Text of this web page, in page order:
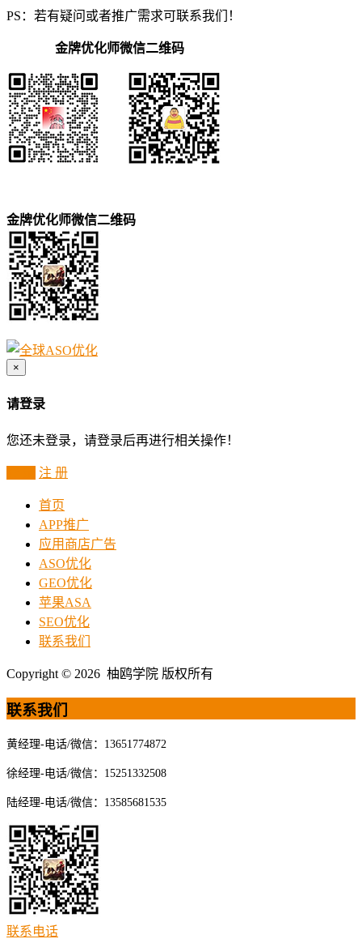
PS：若有疑问或者推广需求可联系我们！
金牌优化师微信二维码
金牌优化师微信二维码
×
请登录
您还未登录，请登录后再进行相关操作！
注 册
首页
APP推广
应用商店广告
ASO优化
GEO优化
苹果ASA
SEO优化
联系我们
Copyright © 2026 柚鸥学院 版权所有
联系我们
黄经理-电话/微信：13651774872
徐经理-电话/微信：15251332508
陆经理-电话/微信：13585681535
联系电话